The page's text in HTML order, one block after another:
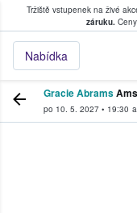
Tržiště vstupenek na živé
záruku.Ceny
Nabídka
kde fanoušci
Gracie Abrams
po 10. 5. 2027 • 19:30